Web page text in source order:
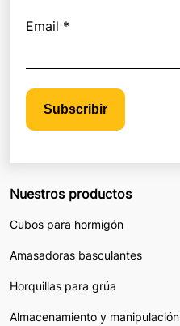
Email *
Subscribir
Nuestros productos
Cubos para hormigón
Amasadoras basculantes
Horquillas para grúa
Almacenamiento y manipulación